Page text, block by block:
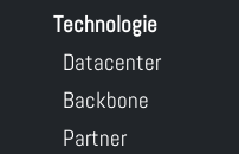
Technologie
Datacenter
Backbone
Partner